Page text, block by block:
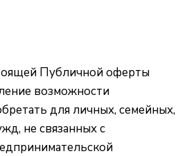
Публичной оферты
возможности
для личных, семейных,
не связанных с